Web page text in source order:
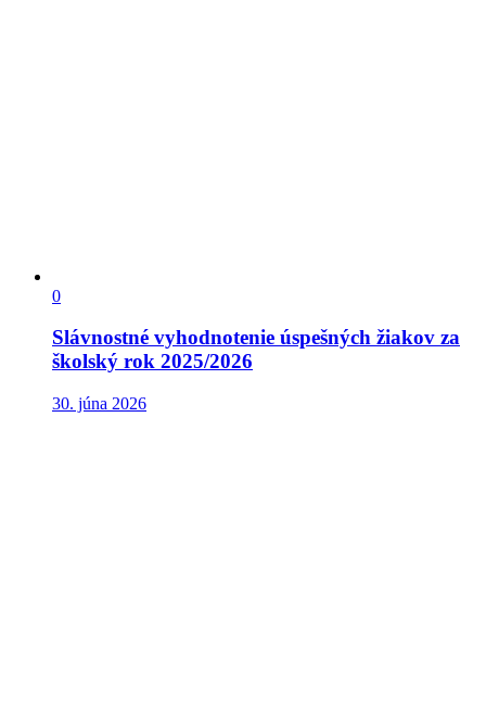
0
Slávnostné vyhodnotenie úspešných žiakov za
školský rok 2025/2026
30. júna 2026